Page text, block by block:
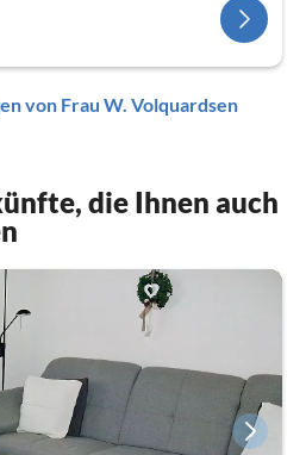
von Frau W. Volquardsen
die Ihnen auch